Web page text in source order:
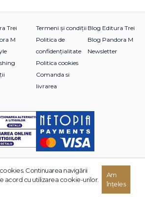
Trei
M
Termeni și condiții
Politica de
confidențialitate
Politica cookies
Comanda si
livrarea
Blog Editura Trei
Blog Pandora M
Newsletter
TREI. Toate drepturile rezervate.
Continuarea navigării
acord cu utilizarea cookie-urilor.
Am
înțeles